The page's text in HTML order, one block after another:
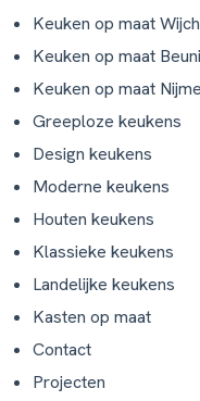
Keuken op maat
Keuken op maat
Keuken op maat
Greeploze keukens
Design keukens
Moderne keukens
Houten keukens
Klassieke keukens
Landelijke keukens
Kasten op maat
Contact
Projecten